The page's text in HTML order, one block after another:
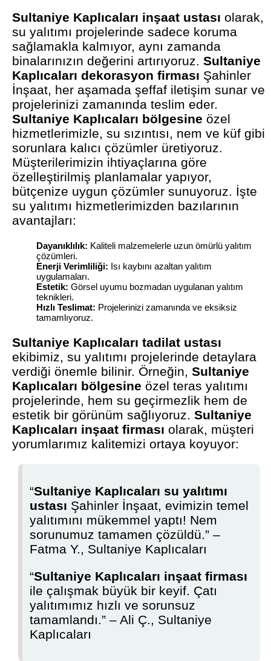
Sultaniye Kaplıcaları inşaat ustası olarak,
su yalıtımı projelerinde sadece koruma
sağlamakla kalmıyor, aynı zamanda
binalarınızın değerini artırıyoruz.Sultaniye
Kaplıcaları dekorasyon firması Şahinler
İnşaat, her aşamada şeffaf iletişim sunar ve
projelerinizi zamanında teslim eder.
Sultaniye Kaplıcaları bölgesine özel
hizmetlerimizle, su sızıntısı, nem ve küf gibi
sorunlara kalıcı çözümler üretiyoruz.
Müşterilerimizin ihtiyaçlarına göre
özelleştirilmiş planlamalar yapıyor,
bütçenize uygun çözümler sunuyoruz. İşte
su yalıtımı hizmetlerimizden bazılarının
avantajları:
Dayanıklılık: Kaliteli malzemelerle uzun ömürlü yalıtım
çözümleri.
Enerji Verimliliği: Isı kaybını azaltan yalıtım
uygulamaları.
Estetik: Görsel uyumu bozmadan uygulanan yalıtım
teknikleri.
Hızlı Teslimat: Projelerinizi zamanında ve eksiksiz
tamamlıyoruz.
Sultaniye Kaplıcaları tadilat ustası
ekibimiz, su yalıtımı projelerinde detaylara
verdiği önemle bilinir. Örneğin,Sultaniye
Kaplıcaları bölgesine özel teras yalıtımı
projelerinde, hem su geçirmezlik hem de
estetik bir görünüm sağlıyoruz.Sultaniye
Kaplıcaları inşaat firması olarak, müşteri
yorumlarımız kalitemizi ortaya koyuyor:
“Sultaniye Kaplıcaları su yalıtımı
ustası Şahinler İnşaat, evimizin temel
yalıtımını mükemmel yaptı! Nem
sorunumuz tamamen çözüldü.” –
Fatma Y., Sultaniye Kaplıcaları
“Sultaniye Kaplıcaları inşaat firması
ile çalışmak büyük bir keyif. Çatı
yalıtımımız hızlı ve sorunsuz
tamamlandı.” – Ali Ç., Sultaniye
Kaplıcaları